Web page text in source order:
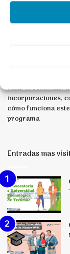
más
Jóvenes
Futuro; continúan
incorporaciones,
cómo funciona este
programa
Entradas mas